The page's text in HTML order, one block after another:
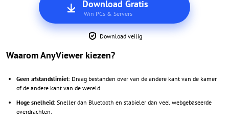
Download Gratis
Win PCs & Servers
Download veilig
Waarom AnyViewer kiezen?
Geen afstandslimiet: Draag bestanden over van de andere kant van de kamer
of de andere kant van de wereld.
Hoge snelheid: Sneller dan Bluetooth en stabieler dan veel webgebaseerde
overdrachten.